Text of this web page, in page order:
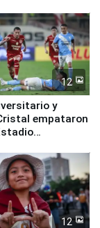
12
y
empataron
12